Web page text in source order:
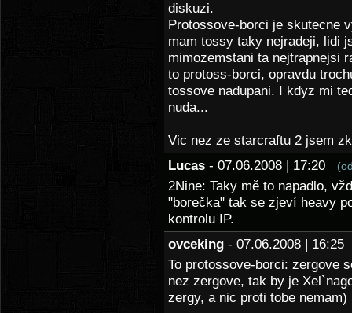
diskuzi.
Protossove-borci je skutecne
mam tossy taky nejradeji, lidi
mimozemstani ta nejtrapnejsi
to protoss-borci, opravdu
tossove nadupani. I kdyz mi
nuda...
Vic nez ze starcraftu 2 jsem
Lucas - 07.06.2008 | 17:20
2Nine: Taky mě to napadlo,
"borečka" tak se zjeví heavy
kontrolu IP.
ovceking - 07.06.2008 |
To protossove-borci: zergove
nez zergove, tak by je
zergy, a nic proti tobe nemam)